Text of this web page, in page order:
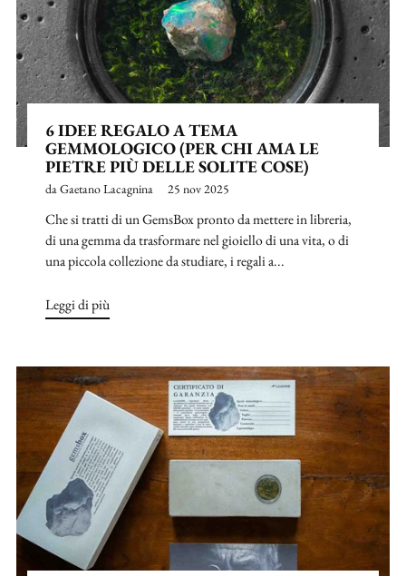
6 IDEE REGALO A TEMA
GEMMOLOGICO (PER CHI AMA LE
PIETRE PIÙ DELLE SOLITE COSE)
da Gaetano Lacagnina 25 nov 2025
Che si tratti di un GemsBox pronto da mettere in libreria,
di una gemma da trasformare nel gioiello di una vita, o di
una piccola collezione da studiare, i regali a...
Leggi di più